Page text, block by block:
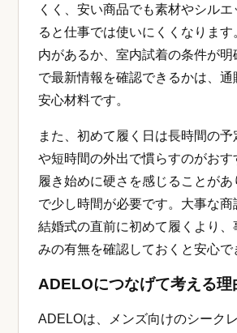
くく、安い商品でも素材やシル
ると仕事では使いにくくなりま
内があるか、室内試着の条件が明
で最新情報を確認できるかは、
安心材料です。
また、初めて履く日は長時間の
や短時間の外出で慣らすのがお
履き始めに硬さを感じることがあ
で少し時間が必要です。大事な商
結婚式の直前に初めて履くより
みの有無を確認しておくと安心で
ADELOにつなげて考える理
ADELOは、メンズ向けのシーク